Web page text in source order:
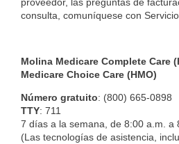
consulta, comuníquese con
Molina Medicare Complete Care
Medicare Choice Care (HMO)
Número gratuito: (800) 665-0898
TTY: 711
7 días a la semana, de 8:00 a.m. a
(Las tecnologías de asistencia,